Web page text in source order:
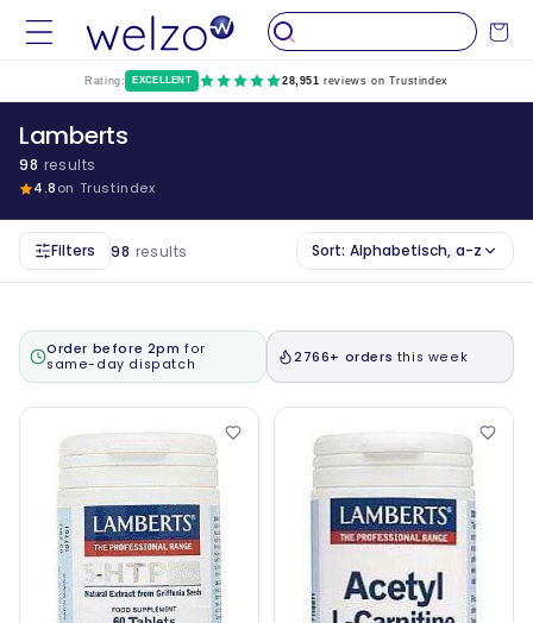
Sie zu
Wagen
Rating: EXCELLENT 28,951 reviews on Trustindex
Lamberts
98 results
4.8on Trustindex
Filters 98 results Sort: Alphabetisch, a-z
Order before 2pm for
same-day dispatch
2766+ orders this week